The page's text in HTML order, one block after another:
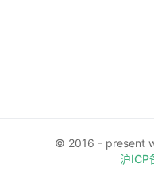
© 2016 - present
沪ICP